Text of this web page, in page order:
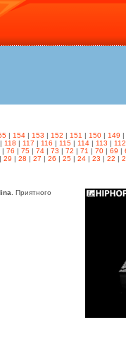
| 154 | 153 | 152 | 151 | 150 | 149 |
| 118 | 117 | 116 | 115| 114| 113 | 112
| 76 | 75| 74| 73 | 72 | 71 | 70| 69 |
29 | 28 | 27 | 26 | 25| 24| 23 | 22 |
. Приятного